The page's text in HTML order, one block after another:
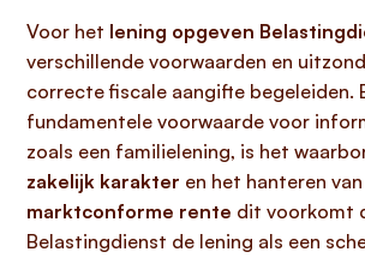
Voor het lening opgeven
verschillende voorwaarden en
correcte fiscale aangifte begeleiden.
fundamentele voorwaarde voor
zoals een familielening, is het
zakelijk karakter en het hanteren
marktconforme rente dit voorkomt
Belastingdienst de lening als een